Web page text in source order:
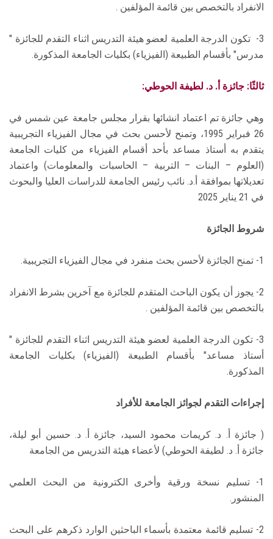
الانفراد بالتخصص بين قائمة المؤلفين .
3- تكون الدرجة العلمية لعضو هيئة التدريس اثناء التقدم للجائزة "
مدرس" بأقسام الطبيعة (الفيزياء) بكليات الجامعة المذكورة.
ثالثًا: جائزة أ. د. لطيفة الحوطي:
وهي جائزة تم اعتماد انشائها بقرار مجلس جامعة عين شمس في
26 فبراير 1995، وتمنح لأحسن بحث في مجال الفيزياء التجريبية
يتقدم به أستاذ مساعد بأحد أقسام الفيزياء من كليات الجامعة
(العلوم – البنات – التربية – الحاسبات والمعلومات) واعتماد
تعديلاتها بموافقة أ.د. نائب رئيس الجامعة للدراسات العليا والبحوث
في 21 يناير 2025
شروط الجائزة
1- تمنح الجائزة لأحسن بحث منفرد في مجال الفيزياء التجريبية.
2- يجوز أن يكون الباحث المتقدم للجائزة مع آخرين بشرط الانفراد
بالتخصص بين قائمة المؤلفين .
3- تكون الدرجة العلمية لعضو هيئة التدريس اثناء التقدم للجائزة "
أستاذ مساعد" بأقسام الطبيعة (الفيزياء) بكليات الجامعة
المذكورة.
إجراءات التقدم لجوائز الجامعة للأفراد
( جائزة أ. د. كريمات محمود السيد، جائزة أ. د. حسين أبو ليلة،
جائزة أ. د. لطيفة الحوطي) لأعضاء هيئة التدريس من الجامعة
1- تسليم نسخة ورقية وأخرى الكترونية من البحث العلمي
المنشور.
2- تسليم قائمة معتمدة بأسماء الباحثين الوارد ذكرهم على البحث